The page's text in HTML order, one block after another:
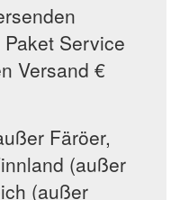
Service
Versand €
Färöer,
(außer
(außer